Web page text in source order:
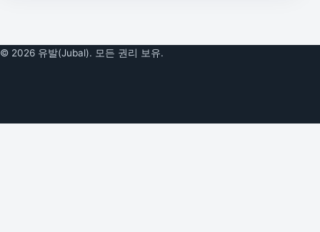
© 2026 유발(Jubal). 모든 권리 보유.